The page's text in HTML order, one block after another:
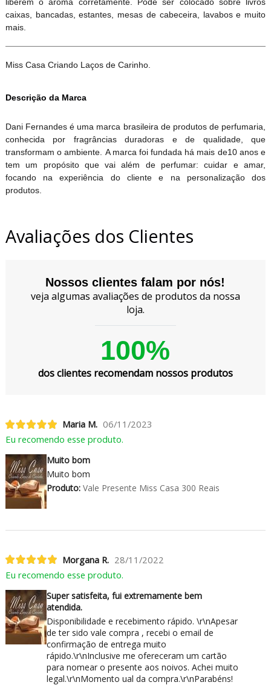
caixas, bancadas, estantes, mesas de cabeceira, lavabos e muito
mais.
Miss Casa Criando Laços de Carinho.
Descrição da Marca
Dani Fernandes é uma marca brasileira de produtos de perfumaria,
conhecida por fragrâncias duradoras e de qualidade, que
transformam o ambiente. A marca foi fundada há mais de10 anos e
tem um propósito que vai além de perfumar: cuidar e amar,
focando na experiência do cliente e na personalização dos
produtos.
Avaliações dos Clientes
Nossos clientes falam por nós!
veja algumas avaliações de produtos da nossa
loja.
100%
dos clientes recomendam nossos produtos
Maria M. 06/11/2023
Eu recomendo esse produto.
Muito bom
Muito bom
Produto:Vale Presente Miss Casa 300 Reais
Morgana R. 28/11/2022
Eu recomendo esse produto.
Super satisfeita, fui extremamente bem
atendida.
Disponibilidade e recebimento rápido. \r\nApesar
de ter sido vale compra , recebi o email de
confirmação de entrega muito
rápido.\r\nInclusive me ofereceram um cartão
para nomear o presente aos noivos. Achei muito
legal.\r\nMomento ual da compra.\r\nParabéns!